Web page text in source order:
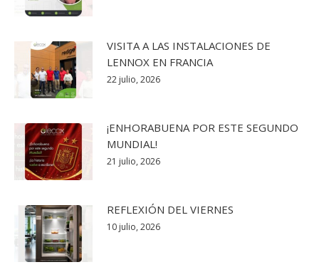
VISITA A LAS INSTALACIONES DE
LENNOX EN FRANCIA
22 julio, 2026
¡ENHORABUENA POR ESTE SEGUNDO
MUNDIAL!
21 julio, 2026
REFLEXIÓN DEL VIERNES
10 julio, 2026